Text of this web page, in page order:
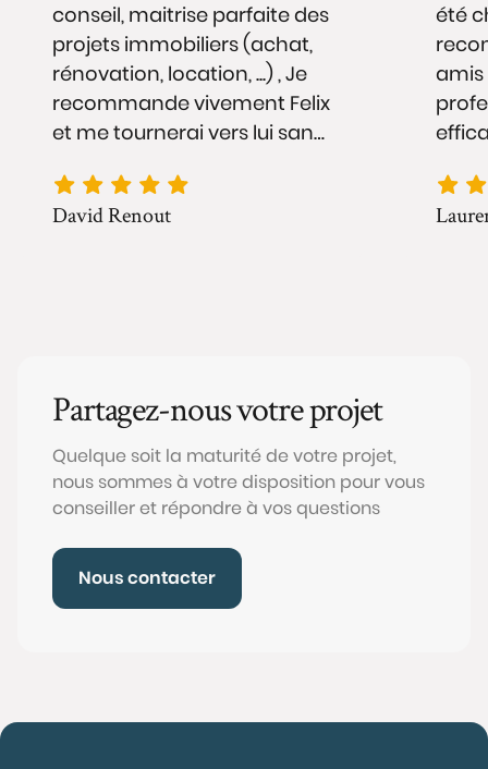
conseil, maitrise parfaite des
projets immobiliers (achat,
rénovation, location, ...) , Je
recommande vivement Felix
et me tournerai vers lui sans
projets.
David Renout
été
amis
Partagez-nous votre projet
Quelque soit la maturité de votre projet,
nous sommes à votre disposition pour vous
conseiller et répondre à vos questions
Nous contacter